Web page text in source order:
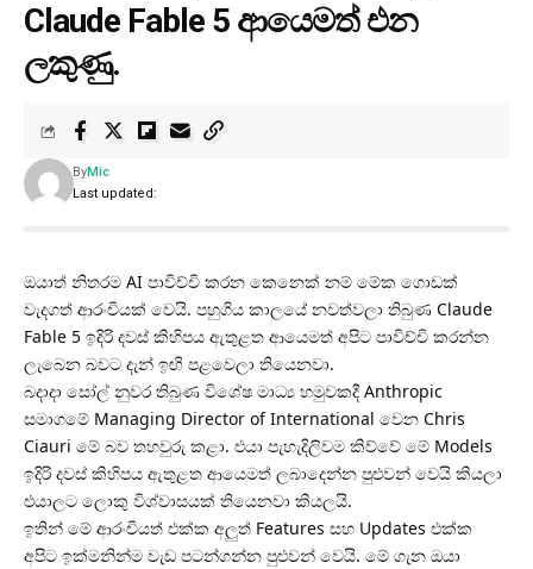
Claude Fable 5 ආයෙමත් එන
ලකුණු.
Last updated:
ByMic
ඔයාත් නිතරම AI පාවිච්චි කරන කෙනෙක් නම් මේක ගොඩක්
වැදගත් ආරංචියක් වෙයි. පහුගිය කාලයේ නවත්වලා තිබුණ Claude
Fable 5 ඉදිරි දවස් කිහිපය ඇතුළත ආයෙමත් අපිට පාවිච්චි කරන්න
ලැබෙන බවට දැන් ඉඟි පළවෙලා තියෙනවා.
බදාදා සෝල් නුවර තිබුණ විශේෂ මාධ්‍ය හමුවකදී Anthropic
සමාගමේ Managing Director of International වෙන Chris
Ciauri මේ බව තහවුරු කළා. එයා පැහැදිලිවම කිව්වේ මේ Models
ඉදිරි දවස් කිහිපය ඇතුළත ආයෙමත් ලබාදෙන්න පුළුවන් වෙයි කියලා
එයාලට ලොකු විශ්වාසයක් තියෙනවා කියලයි.
ඉතින් මේ ආරංචියත් එක්ක අලුත් Features සහ Updates එක්ක
අපිට ඉක්මනින්ම වැඩ පටන්ගන්න පුළුවන් වෙයි. මේ ගැන ඔයා